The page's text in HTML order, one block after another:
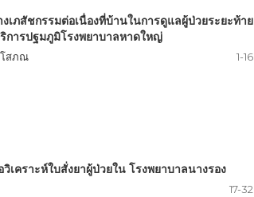
ภสัชกรรมต่อเนื่องที่บ้านในการดูแลผู้ป่วยระยะท้าย
การปฐมภูมิโรงพยาบาลหาดใหญ่
โสภณ
1-16
เคราะห์ใบสั่งยาผู้ป่วยใน โรงพยาบาลนางรอง
17-32